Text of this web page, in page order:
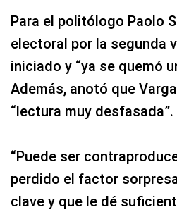
Para el politólogo Paolo
electoral por la segunda
iniciado y “ya se quemó
Además, anotó que
“lectura muy desfasada”.
“Puede ser
perdido el factor
clave y que le dé